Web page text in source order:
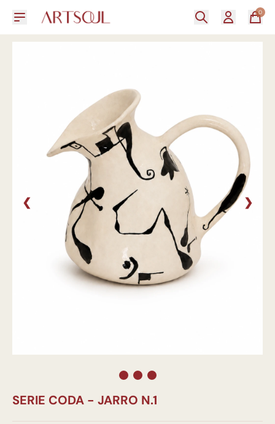
0
❮ ❯
SERIE CODA - JARRO N.1